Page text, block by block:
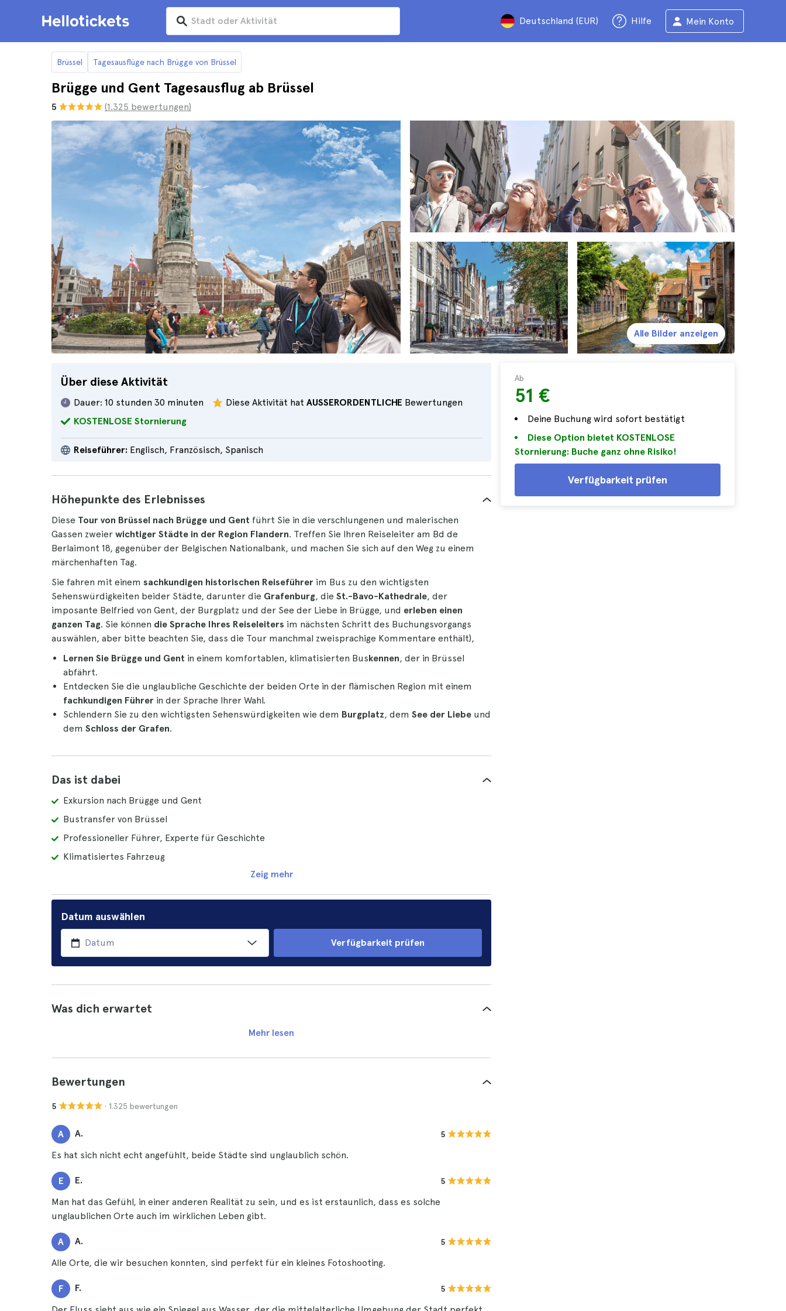
Deutschland (EUR) Hilfe Mein Konto
Brüssel Tagesausflüge nach Brügge von Brüssel
Brügge und Gent Tagesausflug ab Brüssel
5 (1.325 bewertungen)
Über diese Aktivität
Dauer: 10 stunden 30 minuten Diese Aktivität hat AUSSERORDENTLICHE Bewertungen
KOSTENLOSE Stornierung
Reiseführer: Englisch, Französisch, Spanisch
Ab
51 €
Deine Buchung wird sofort bestätigt
Diese Option bietet KOSTENLOSE
Stornierung: Buche ganz ohne Risiko!
Verfügbarkeit prüfen
Alle Bilder anzeigen
Höhepunkte des Erlebnisses
Diese Tour von Brüssel nach Brügge und Gent führt Sie in die verschlungenen und malerischen
Gassen zweier wichtiger Städte in der Region Flandern. Treffen Sie Ihren Reiseleiter am Bd de
Berlaimont 18, gegenüber der Belgischen Nationalbank, und machen Sie sich auf den Weg zu einem
märchenhaften Tag.
Sie fahren mit einem sachkundigen historischen Reiseführer im Bus zu den wichtigsten
Sehenswürdigkeiten beider Städte, darunter die Grafenburg, die St.-Bavo-Kathedrale, der
imposante Belfried von Gent, der Burgplatz und der See der Liebe in Brügge, und erleben einen
ganzen Tag. Sie können die Sprache Ihres Reiseleiters im nächsten Schritt des Buchungsvorgangs
auswählen, aber bitte beachten Sie, dass die Tour manchmal zweisprachige Kommentare enthält),
Lernen Sie Brügge und Gent in einem komfortablen, klimatisierten Buskennen, der in Brüssel
abfährt.
Entdecken Sie die unglaubliche Geschichte der beiden Orte in der flämischen Region mit einem
fachkundigen Führer in der Sprache Ihrer Wahl.
Schlendern Sie zu den wichtigsten Sehenswürdigkeiten wie dem Burgplatz, dem See der Liebe und
dem Schloss der Grafen.
Das ist dabei
Exkursion nach Brügge und Gent
Bustransfer von Brüssel
Professioneller Führer, Experte für Geschichte
Klimatisiertes Fahrzeug
Zeig mehr
Datum auswählen
Verfügbarkeit prüfen
Was dich erwartet
Mehr lesen
Bewertungen
5 · 1.325 bewertungen
A A. 5
Es hat sich nicht echt angefühlt, beide Städte sind unglaublich schön.
E E. 5
Man hat das Gefühl, in einer anderen Realität zu sein, und es ist erstaunlich, dass es solche
unglaublichen Orte auch im wirklichen Leben gibt.
A A. 5
Alle Orte, die wir besuchen konnten, sind perfekt für ein kleines Fotoshooting.
F F. 5